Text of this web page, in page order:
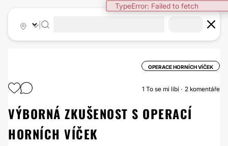
TypeError: Failed to fetch
OPERACE HORNÍCH VÍČEK
1 To se mi líbí 2 komentáře
VÝBORNÁ ZKUŠENOST S OPERACÍ
HORNÍCH VÍČEK